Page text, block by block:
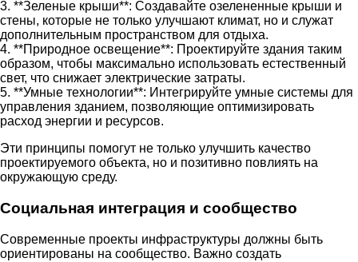
3. **Зеленые крыши**: Создавайте озелененные крыши и
стены, которые не только улучшают климат, но и служат
дополнительным пространством для отдыха.
4. **Природное освещение**: Проектируйте здания таким
образом, чтобы максимально использовать естественный
свет, что снижает электрические затраты.
5. **Умные технологии**: Интегрируйте умные системы для
управления зданием, позволяющие оптимизировать
расход энергии и ресурсов.
Эти принципы помогут не только улучшить качествo
проектируемого объекта, но и позитивно повлиять на
окружающую среду.
Социальная интеграция и сообщество
Современные проекты инфраструктуры должны быть
ориентированы на сообщество. Важно создать